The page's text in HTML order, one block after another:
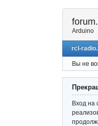
Arduino
rcl-
Вы не
Вход на